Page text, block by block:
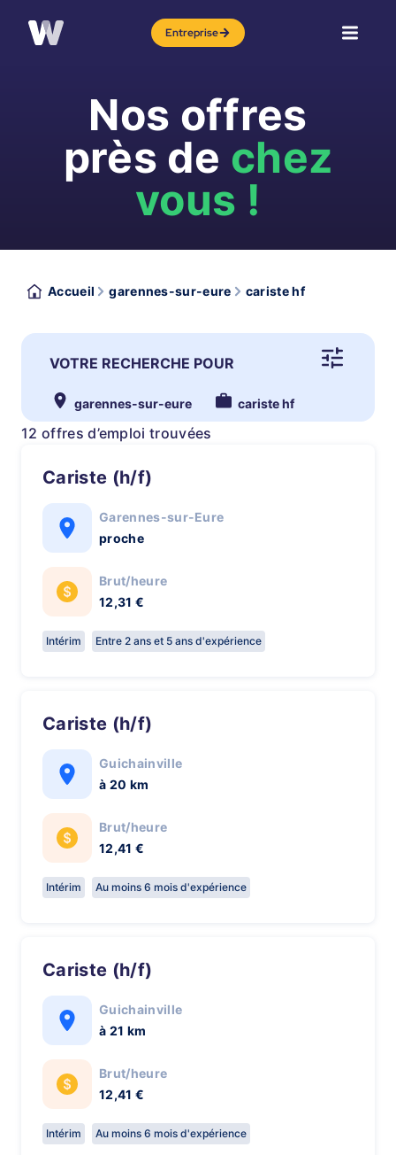
Entreprise
Nos offres
près de chez
vous !
Accueil garennes-sur-eure cariste hf
VOTRE RECHERCHE POUR
garennes-sur-eure cariste hf
12 offres d’emploi trouvées
Cariste (h/f)
Garennes-sur-Eure
proche
Brut/heure
12,31 €
Intérim Entre 2 ans et 5 ans d'expérience
Cariste (h/f)
Guichainville
à 20 km
Brut/heure
12,41 €
Intérim Au moins 6 mois d'expérience
Cariste (h/f)
Guichainville
à 21 km
Brut/heure
12,41 €
Intérim Au moins 6 mois d'expérience